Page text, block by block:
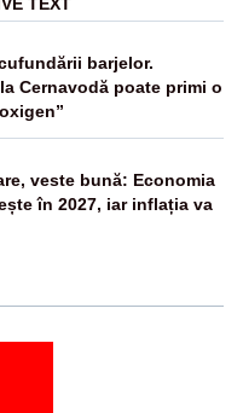
barjelor.
Cernavodă poate primi o
veste bună: Economia
în 2027, iar inflația va